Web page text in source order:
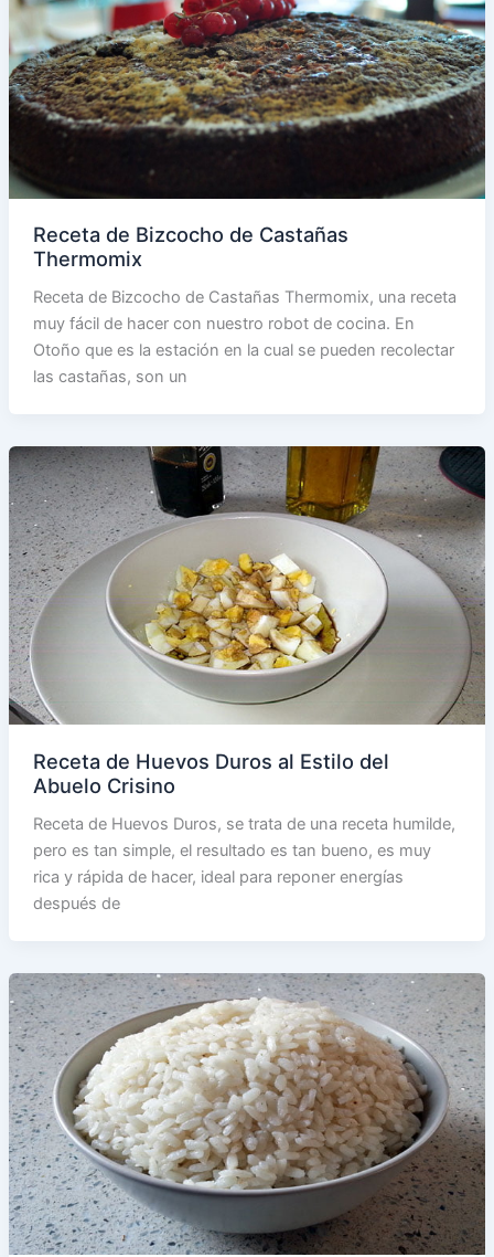
Receta de Bizcocho de Castañas
Thermomix
Receta de Bizcocho de Castañas Thermomix, una receta
muy fácil de hacer con nuestro robot de cocina. En
Otoño que es la estación en la cual se pueden recolectar
las castañas, son un
Receta de Huevos Duros al Estilo del
Abuelo Crisino
Receta de Huevos Duros, se trata de una receta humilde,
pero es tan simple, el resultado es tan bueno, es muy
rica y rápida de hacer, ideal para reponer energías
después de